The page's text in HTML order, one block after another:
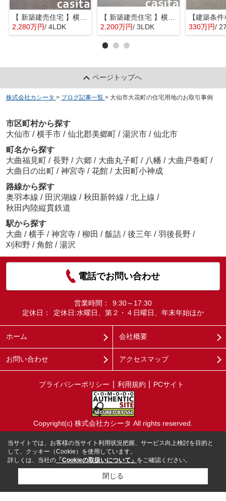
【 新築建売住宅 】横手市八幡字長者町No58 横手北小学校区のオール電化 4LDK
2,280万円/ 4LDK
【 新築建売住宅 】横手市八幡字長者町No50 横手北小学校区のオール電化 3LDK
2,200万円/ 3LDK 330万円/
ページトップへ
株式会社カシータ > ブログ記事一覧 > 大仙市大花町の住宅用地のお取引事例
市区町村から探す
大仙市 / 横手市 / 仙北郡美郷町 / 湯沢市 / 仙北市
町名から探す
大曲福見町 / 長野 / 六郷 / 大曲丸子町 / 八幡 / 大曲戸巻町 /
大曲日の出町 / 神宮寺 / 花館 / 太田町小神成
路線から探す
奥羽本線 / 田沢湖線 / 秋田新幹線 / 北上線 /
秋田内陸縦貫鉄道
駅から探す
大曲 / 横手 / 神宮寺 / 柳田 / 飯詰 / 後三年 / 羽後長野 /
刈和野 / 角館 / 湯沢
電話でお問い合わせ
営業時間：
9:30～17:30
定休日：
定休日:水曜日、第２・４日曜日、年末年始ほか
ホーム 会社概要
お問い合わせ アクセスマップ
プライバシーポリシー 利用規約 PCサイト
Copyright(c) 株式会社カシータ All rights reserved.
当サイトでは、お客様の当サイト利用状況把握、サービス向上検討を目的と
して、クッキー（Cookie）を使用しています。
詳しくは、当社の 「Cookieの取扱いについて」 をご確認ください。
閉じる